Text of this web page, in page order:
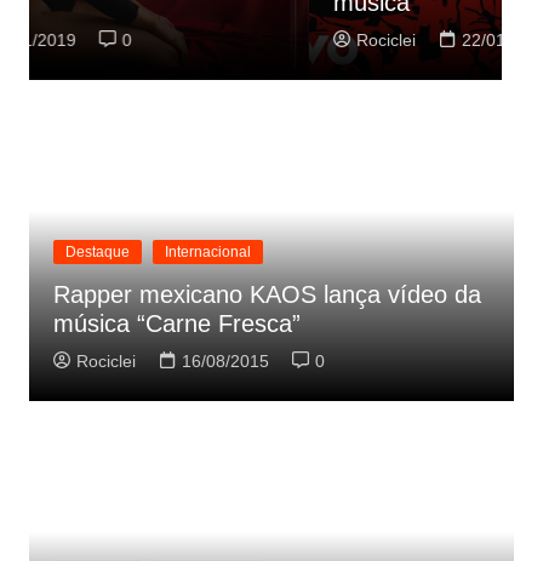
Rociclei 0
Destaque Internacional
Rapper mexicano KAOS lança vídeo da
música “Carne Fresca”
Rociclei 16/08/2015 0